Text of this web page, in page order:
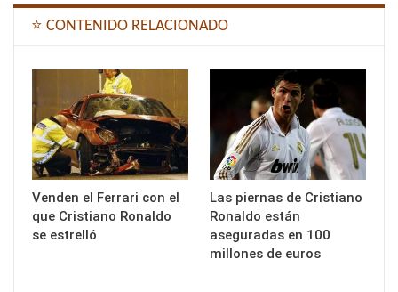
⭐ CONTENIDO RELACIONADO
Venden el Ferrari con el
que Cristiano Ronaldo
se estrelló
Las piernas de Cristiano
Ronaldo están
aseguradas en 100
millones de euros